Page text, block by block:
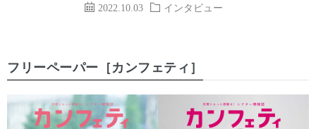
2022.10.03 インタビュー
フリーペーパー［カンフェティ］